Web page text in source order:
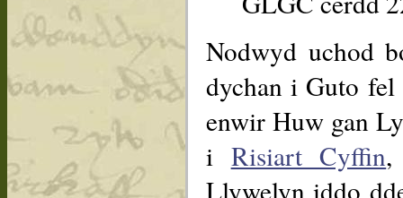
Nodwyd uchod
dychan i Guto
enwir Huw gan
i Risiart Cyffin,
Llywelyn iddo